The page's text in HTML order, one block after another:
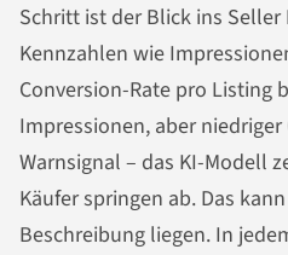
Schritt ist der Blick ins
Kennzahlen wie
Conversion-Rate pro Listing
Impressionen, aber
Warnsignal – das KI-Modell
Käufer springen ab. Das
Beschreibung liegen. In